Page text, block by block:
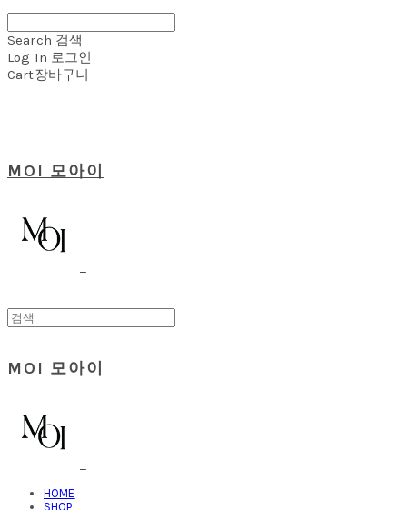
Search 검색
Log In 로그인
Cart장바구니
MOI 모아이
MOI 모아이
HOME
SHOP